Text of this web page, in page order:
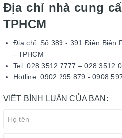
Địa chỉ nhà cung
TPHCM
Địa chỉ: Số 389 - 391 Điện Biên
- TPHCM
Tel: 028.3512.7777 –
Hotline: 0902.295.879 -
VIẾT BÌNH LUẬN CỦA BẠN: